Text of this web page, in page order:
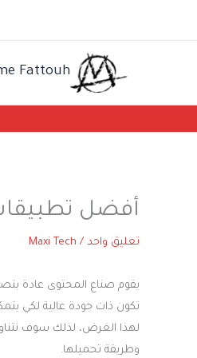
Fattouh
أفضل تطبيقات
تعليق واحد /
Maxi Tech
يقوم صناع المحتوى عادة
تكون ذات جودة عالية لكي
لهذا الغرض، لذلك سوف
وطريقة تحميلها.